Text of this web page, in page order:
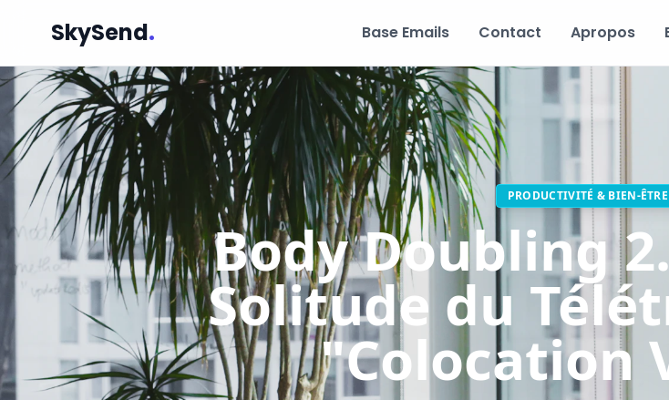
SkySend. Base Emails Contact Apropos
PRODUCTIVITÉ & BIEN-
Body Doubling
Solitude du
"Colocation